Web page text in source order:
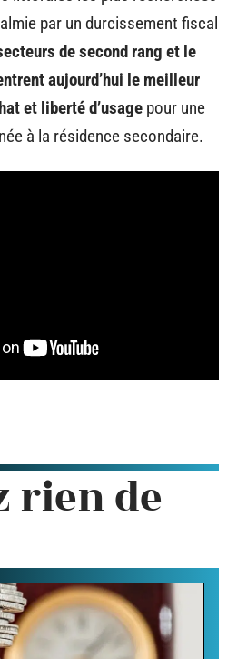
par un durcissement fiscal
de second rang et le
aujourd’hui le meilleur
et liberté d’usage pour une
à la résidence secondaire.
rien de